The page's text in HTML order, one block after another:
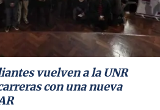
vuelven a la UNR
con una nueva